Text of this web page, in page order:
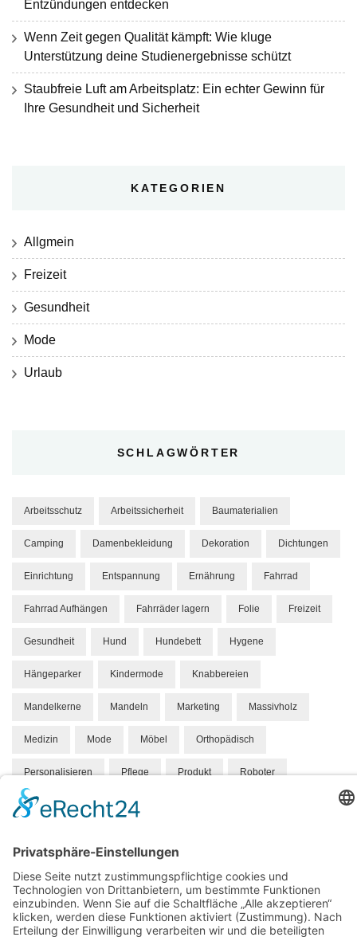
Entzündungen entdecken
Wenn Zeit gegen Qualität kämpft: Wie kluge
Unterstützung deine Studienergebnisse schützt
Staubfreie Luft am Arbeitsplatz: Ein echter Gewinn für
Ihre Gesundheit und Sicherheit
KATEGORIEN
Allgmein
Freizeit
Gesundheit
Mode
Urlaub
SCHLAGWÖRTER
Arbeitsschutz Arbeitssicherheit Baumaterialien
Camping Damenbekleidung Dekoration Dichtungen
Einrichtung Entspannung Ernährung Fahrrad
Fahrrad Aufhängen Fahrräder lagern Folie Freizeit
Gesundheit Hund Hundebett Hygene
Hängeparker Kindermode Knabbereien
Mandelkerne Mandeln Marketing Massivholz
Medizin Mode Möbel Orthopädisch
Personalisieren Pflege Produkt Roboter
Schuhe Skandinavien
Wohlbefinden Zahnarzt Zahnmedizin